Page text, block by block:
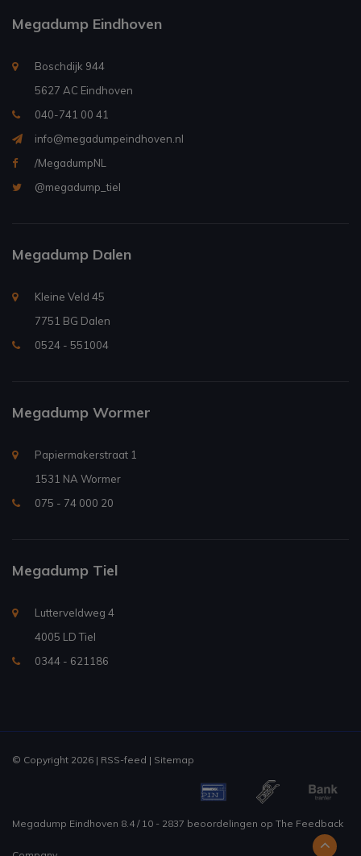
Megadump Eindhoven
Boschdijk 944
5627 AC Eindhoven
040-741 00 41
info@megadumpeindhoven.nl
/MegadumpNL
@megadump_tiel
Megadump Dalen
Kleine Veld 45
7751 BG Dalen
0524 - 551004
Megadump Wormer
Papiermakerstraat 1
1531 NA Wormer
075 - 74 000 20
Megadump Tiel
Lutterveldweg 4
4005 LD Tiel
0344 - 621186
© Copyright 2026 | RSS-feed | Sitemap
Megadump Eindhoven 8.4/ 10 - 2837 beoordelingen op The Feedback